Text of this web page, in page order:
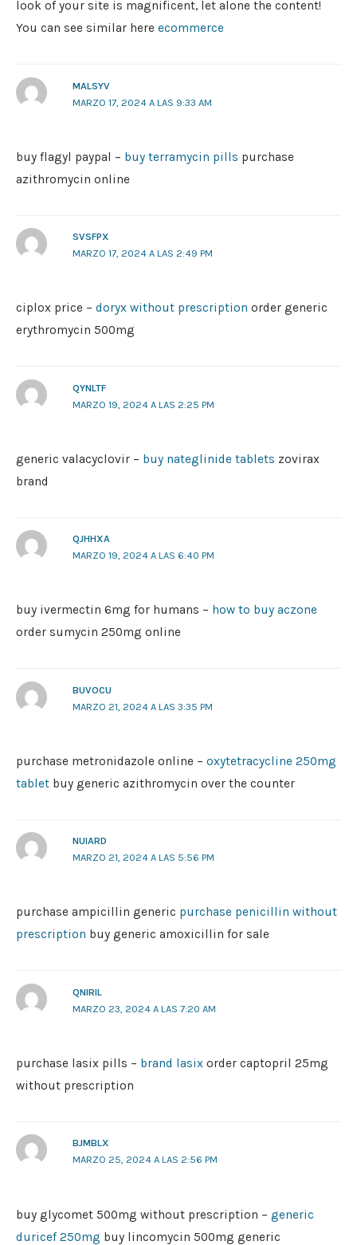
look of your site is magnificent, let alone the content!
You can see similar here ecommerce
MALSYV
MARZO 17, 2024 A LAS 9:33 AM
buy flagyl paypal – buy terramycin pills purchase
azithromycin online
SVSFPX
MARZO 17, 2024 A LAS 2:49 PM
ciplox price – doryx without prescription order generic
erythromycin 500mg
QYNLTF
MARZO 19, 2024 A LAS 2:25 PM
generic valacyclovir – buy nateglinide tablets zovirax
brand
QJHHXA
MARZO 19, 2024 A LAS 6:40 PM
buy ivermectin 6mg for humans – how to buy aczone
order sumycin 250mg online
BUVOCU
MARZO 21, 2024 A LAS 3:35 PM
purchase metronidazole online – oxytetracycline 250mg
tablet buy generic azithromycin over the counter
NUIARD
MARZO 21, 2024 A LAS 5:56 PM
purchase ampicillin generic purchase penicillin without
prescription buy generic amoxicillin for sale
QNIRIL
MARZO 23, 2024 A LAS 7:20 AM
purchase lasix pills – brand lasix order captopril 25mg
without prescription
BJMBLX
MARZO 25, 2024 A LAS 2:56 PM
buy glycomet 500mg without prescription – generic
duricef 250mg buy lincomycin 500mg generic